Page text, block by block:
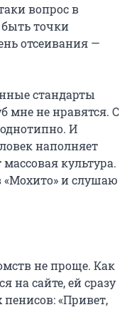
вопрос в
точки
отсеивания —
стандарты
мне не нравятся. С
И
наполняет
культура.
«Мохито» и слушаю
не проще. Как
на сайте, ей сразу
«Привет,